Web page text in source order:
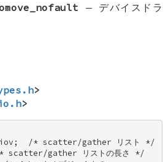
— デバイスドラ
>
>
/* scatter/gather リスト */
gather リストの長さ */